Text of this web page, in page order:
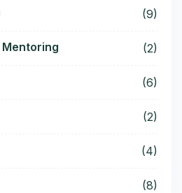
(9)
Mentoring (2)
(6)
(2)
(4)
(8)